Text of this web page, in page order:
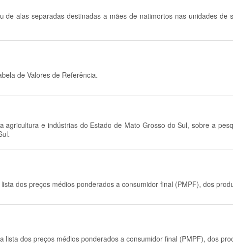
de alas separadas destinadas a mães de natimortos nas unidades de
de Valores de Referência.
agricultura e indústrias do Estado de Mato Grosso do Sul, sobre a
dos preços médios ponderados a consumidor final (PMPF), dos
lista dos preços médios ponderados a consumidor final (PMPF), dos